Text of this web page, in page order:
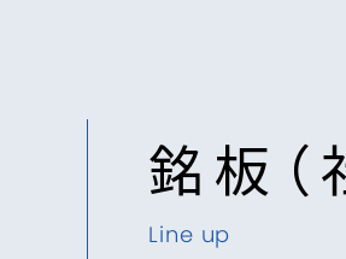
銘板（
Line up